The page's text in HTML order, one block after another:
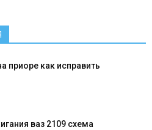
приоре как исправить
ваз 2109 схема